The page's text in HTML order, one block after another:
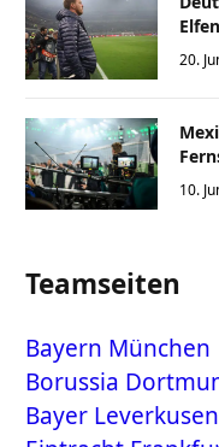
20.
10.
Teamseiten
Bayern München
Borussia
Bayer Leverkusen